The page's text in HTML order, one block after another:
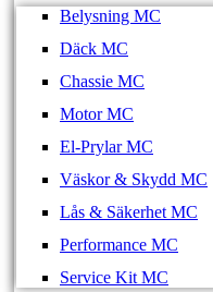
Belysning MC
Däck MC
Chassie MC
Motor MC
El-Prylar MC
Väskor & Skydd MC
Lås & Säkerhet MC
Performance MC
Service Kit MC